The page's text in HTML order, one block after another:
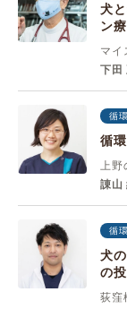
犬
ン
マイ
下田
循
循
上野
諌山
循
犬
の
荻窪